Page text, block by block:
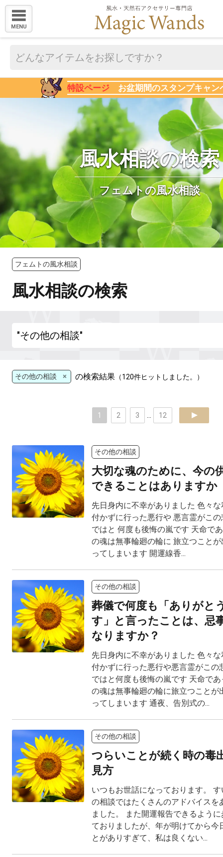
MENU
特設ページ お盆期間のスタンプキャン
風水相談の検索
フェムトの風水相談
フェムトの風水相談
風水相談の検索
その他の相談 × の検索結果 （120件ヒットしました。）
1 2 3 12 next
その他の相談
大切な魂のために、今の
できることはありますか
先日身内に不幸がありました 色々
付かずに行った悪行や 悪言霊がこ
ではと 何度も後悔の嵐です 天命で
の魂は無事輪廻の輪に 旅立つこと
ってしまいます 開運線香...
その他の相談
葬儀で何度も「ありがと
す」と言ったことは、忌
なりますか？
先日身内に不幸がありました 色々
付かずに行った悪行や悪言霊がこの
ではと何度も後悔の嵐です 天命で
の魂は無事輪廻の輪に旅立つことが
ってしまいます 通夜、告別式の...
その他の相談
つらいことが続く時の毒
見方
いつもお世話になっております。
の相談ではたくさんのアドバイスを
ました。 また開運報告できるよう
ておりましたが、年が明けてから今
とがありすぎて、私は良くない...